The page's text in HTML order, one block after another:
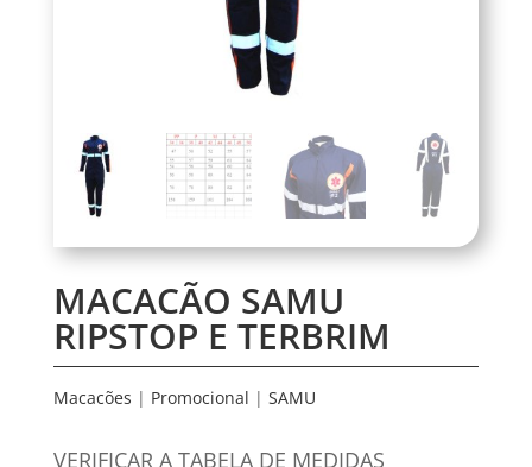
MACACÃO SAMU
RIPSTOP E TERBRIM
Macacões | Promocional | SAMU
VERIFICAR A TABELA DE MEDIDAS